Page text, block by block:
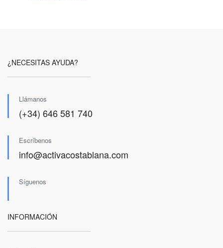
¿NECESITAS AYUDA?
Llámanos
(+34) 646 581 740
Escríbenos
info@activacostablana.com
Síguenos
INFORMACIÓN